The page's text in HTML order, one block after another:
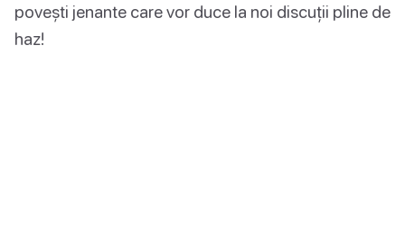
povești jenante care vor duce la noi discuții pline de
haz!